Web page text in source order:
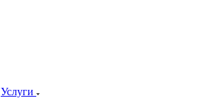
Услуги